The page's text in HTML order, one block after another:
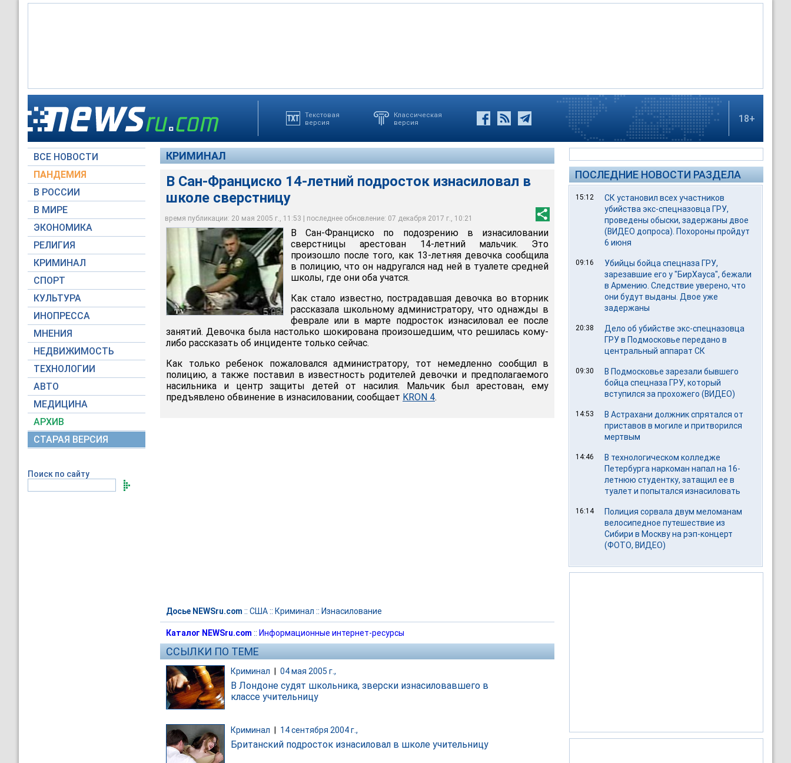
Текстовая
версия
Классическая
версия
18+
ВСЕ НОВОСТИ
ПАНДЕМИЯ
В РОССИИ
В МИРЕ
ЭКОНОМИКА
РЕЛИГИЯ
КРИМИНАЛ
СПОРТ
КУЛЬТУРА
ИНОПРЕССА
МНЕНИЯ
НЕДВИЖИМОСТЬ
ТЕХНОЛОГИИ
АВТО
МЕДИЦИНА
АРХИВ
СТАРАЯ ВЕРСИЯ
Поиск по сайту
КРИМИНАЛ
В Сан-Франциско 14-летний подросток изнасиловал в
школе сверстницу
время публикации: 20 мая 2005 г., 11:53 | последнее обновление: 07 декабря 2017 г., 10:21
В Сан-Франциско по подозрению в изнасиловании сверстницы арестован 14-летний
мальчик. Это произошло после того, как 13-летняя девочка сообщила в полицию, что
он надругался над ней в туалете средней школы, где они оба учатся
RTV International
В Сан-Франциско по подозрению в изнасиловании
сверстницы арестован 14-летний мальчик. Это
произошло после того, как 13-летняя девочка сообщила
в полицию, что он надругался над ней в туалете средней
школы, где они оба учатся.
Как стало известно, пострадавшая девочка во вторник
рассказала школьному администратору, что однажды в
феврале или в марте подросток изнасиловал ее после
занятий. Девочка была настолько шокирована произошедшим, что решилась кому-
либо рассказать об инциденте только сейчас.
Как только ребенок пожаловался администратору, тот немедленно сообщил в
полицию, а также поставил в известность родителей девочки и предполагаемого
насильника и центр защиты детей от насилия. Мальчик был арестован, ему
предъявлено обвинение в изнасиловании, сообщает KRON 4.
Досье NEWSru.com :: США:: Криминал :: Изнасилование
Каталог NEWSru.com :: Информационные интернет-ресурсы
ССЫЛКИ ПО ТЕМЕ
Криминал 04 мая 2005 г.,
В Лондоне судят школьника, зверски изнасиловавшего в
классе учительницу
Криминал 14 сентября 2004 г.,
Британский подросток изнасиловал в школе учительницу
ПОСЛЕДНИЕ НОВОСТИ РАЗДЕЛА
15:12
СК установил всех участников
убийства экс-спецназовца ГРУ,
проведены обыски, задержаны двое
(ВИДЕО допроса). Похороны пройдут
6 июня
09:16
Убийцы бойца спецназа ГРУ,
зарезавшие его у "БирХауса", бежали
в Армению. Следствие уверено, что
они будут выданы. Двое уже
задержаны
20:38
Дело об убийстве экс-спецназовца
ГРУ в Подмосковье передано в
центральный аппарат СК
09:30
В Подмосковье зарезали бывшего
бойца спецназа ГРУ, который
вступился за прохожего (ВИДЕО)
14:53
В Астрахани должник спрятался от
приставов в могиле и притворился
мертвым
14:46
В технологическом колледже
Петербурга наркоман напал на 16-
летнюю студентку, затащил ее в
туалет и попытался изнасиловать
16:14
Полиция сорвала двум меломанам
велосипедное путешествие из
Сибири в Москву на рэп-концерт
(ФОТО, ВИДЕО)